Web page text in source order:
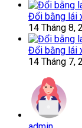
Đổi bằng lái
14 Tháng 8,
Đổi bằng lái
14 Tháng 7,